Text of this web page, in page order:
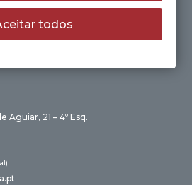
21 – 4º Esq.
todos